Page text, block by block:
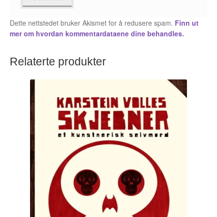
Karstein Volle
Kirjan Waage
Manuele Fior
Martin Ernstsen
Max Estes
Odd Henning Skyllingstad
Ronny Haugeland
Dette nettstedet bruker Akismet for å redusere spam. Finn ut
mer om hvordan kommentardataene dine behandles.
Relaterte produkter